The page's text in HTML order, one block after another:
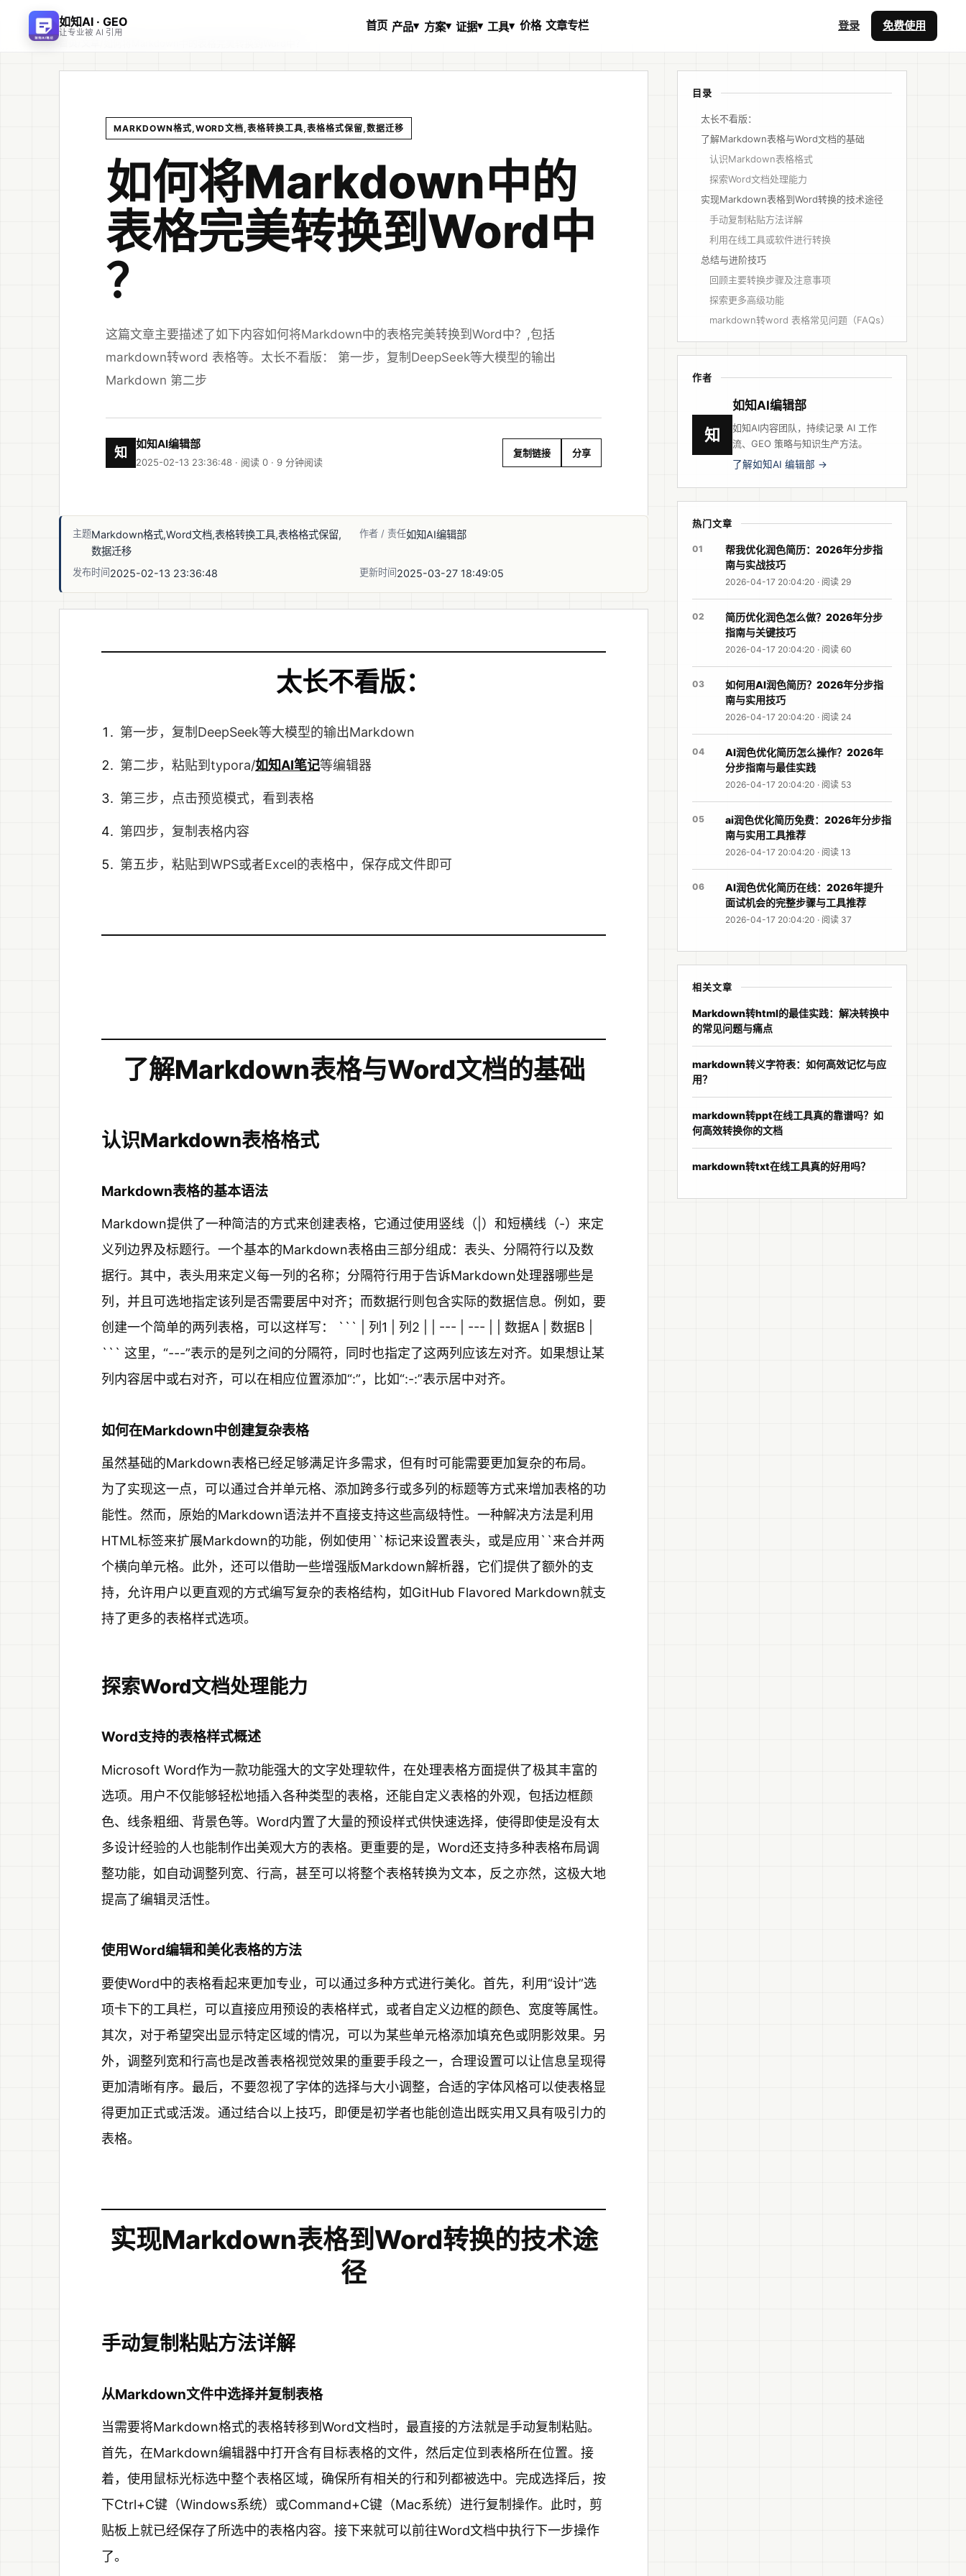
如知AI · GEO
让专业被 AI 引用 首页 产品▾ 方案▾ 证据▾ 工具▾ 价格 文章专栏 登录 免费使用
MARKDOWN格式,WORD文档,表格转换工具,表格格式保留,数据迁移
如何将Markdown中的
表格完美转换到Word中
？
这篇文章主要描述了如下内容如何将Markdown中的表格完美转换到Word中？,包括
markdown转word 表格等。太长不看版： 第一步，复制DeepSeek等大模型的输出
Markdown 第二步
知
如知AI编辑部
2025-02-13 23:36:48 · 阅读 0 · 9 分钟阅读
复制链接 分享
主题Markdown格式,Word文档,表格转换工具,表格格式保留,
数据迁移
作者 / 责任如知AI编辑部
发布时间2025-02-13 23:36:48 更新时间2025-03-27 18:49:05
太长不看版：
第一步，复制DeepSeek等大模型的输出Markdown
第二步，粘贴到typora/如知AI笔记等编辑器
第三步，点击预览模式，看到表格
第四步，复制表格内容
第五步，粘贴到WPS或者Excel的表格中，保存成文件即可
了解Markdown表格与Word文档的基础
认识Markdown表格格式
Markdown表格的基本语法
Markdown提供了一种简洁的方式来创建表格，它通过使用竖线（|）和短横线（-）来定
义列边界及标题行。一个基本的Markdown表格由三部分组成：表头、分隔符行以及数
据行。其中，表头用来定义每一列的名称；分隔符行用于告诉Markdown处理器哪些是
列，并且可选地指定该列是否需要居中对齐；而数据行则包含实际的数据信息。例如，要
创建一个简单的两列表格，可以这样写： ``` | 列1 | 列2 | | --- | --- | | 数据A | 数据B |
``` 这里，“---”表示的是列之间的分隔符，同时也指定了这两列应该左对齐。如果想让某
列内容居中或右对齐，可以在相应位置添加“:”，比如“:-:”表示居中对齐。
如何在Markdown中创建复杂表格
虽然基础的Markdown表格已经足够满足许多需求，但有时可能需要更加复杂的布局。
为了实现这一点，可以通过合并单元格、添加跨多行或多列的标题等方式来增加表格的功
能性。然而，原始的Markdown语法并不直接支持这些高级特性。一种解决方法是利用
HTML标签来扩展Markdown的功能，例如使用``标记来设置表头，或是应用``来合并两
个横向单元格。此外，还可以借助一些增强版Markdown解析器，它们提供了额外的支
持，允许用户以更直观的方式编写复杂的表格结构，如GitHub Flavored Markdown就支
持了更多的表格样式选项。
探索Word文档处理能力
Word支持的表格样式概述
Microsoft Word作为一款功能强大的文字处理软件，在处理表格方面提供了极其丰富的
选项。用户不仅能够轻松地插入各种类型的表格，还能自定义表格的外观，包括边框颜
色、线条粗细、背景色等。Word内置了大量的预设样式供快速选择，使得即使是没有太
多设计经验的人也能制作出美观大方的表格。更重要的是，Word还支持多种表格布局调
整功能，如自动调整列宽、行高，甚至可以将整个表格转换为文本，反之亦然，这极大地
提高了编辑灵活性。
使用Word编辑和美化表格的方法
要使Word中的表格看起来更加专业，可以通过多种方式进行美化。首先，利用“设计”选
项卡下的工具栏，可以直接应用预设的表格样式，或者自定义边框的颜色、宽度等属性。
其次，对于希望突出显示特定区域的情况，可以为某些单元格添加填充色或阴影效果。另
外，调整列宽和行高也是改善表格视觉效果的重要手段之一，合理设置可以让信息呈现得
更加清晰有序。最后，不要忽视了字体的选择与大小调整，合适的字体风格可以使表格显
得更加正式或活泼。通过结合以上技巧，即便是初学者也能创造出既实用又具有吸引力的
表格。
实现Markdown表格到Word转换的技术途
径
手动复制粘贴方法详解
从Markdown文件中选择并复制表格
当需要将Markdown格式的表格转移到Word文档时，最直接的方法就是手动复制粘贴。
首先，在Markdown编辑器中打开含有目标表格的文件，然后定位到表格所在位置。接
着，使用鼠标光标选中整个表格区域，确保所有相关的行和列都被选中。完成选择后，按
下Ctrl+C键（Windows系统）或Command+C键（Mac系统）进行复制操作。此时，剪
贴板上就已经保存了所选中的表格内容。接下来就可以前往Word文档中执行下一步操作
了。
目录
太长不看版：
了解Markdown表格与Word文档的基础
认识Markdown表格格式
探索Word文档处理能力
实现Markdown表格到Word转换的技术途径
手动复制粘贴方法详解
利用在线工具或软件进行转换
总结与进阶技巧
回顾主要转换步骤及注意事项
探索更多高级功能
markdown转word 表格常见问题（FAQs）
作者
知
如知AI编辑部
如知AI内容团队，持续记录 AI 工作
流、GEO 策略与知识生产方法。
了解如知AI 编辑部 →
热门文章
01
帮我优化润色简历：2026年分步指
南与实战技巧
2026-04-17 20:04:20 · 阅读 29
02
简历优化润色怎么做？2026年分步
指南与关键技巧
2026-04-17 20:04:20 · 阅读 60
03
如何用AI润色简历？2026年分步指
南与实用技巧
2026-04-17 20:04:20 · 阅读 24
04
AI润色优化简历怎么操作？2026年
分步指南与最佳实践
2026-04-17 20:04:20 · 阅读 53
05
ai润色优化简历免费：2026年分步指
南与实用工具推荐
2026-04-17 20:04:20 · 阅读 13
06
AI润色优化简历在线：2026年提升
面试机会的完整步骤与工具推荐
2026-04-17 20:04:20 · 阅读 37
相关文章
Markdown转html的最佳实践：解决转换中
的常见问题与痛点
markdown转义字符表：如何高效记忆与应
用？
markdown转ppt在线工具真的靠谱吗？如
何高效转换你的文档
markdown转txt在线工具真的好用吗？